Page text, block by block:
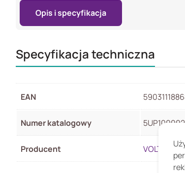
Opis i specyfikacja
Specyfikacja techniczna
EAN
Numer katalogowy
Producent VOLT